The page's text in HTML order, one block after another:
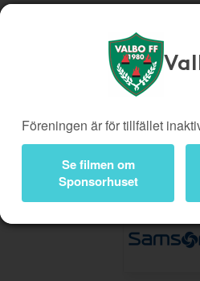
Köp genom denna sida
Presentkort
Bli medlem
Föreningen är för tillfället
Se filmen om
Sponsorhuset